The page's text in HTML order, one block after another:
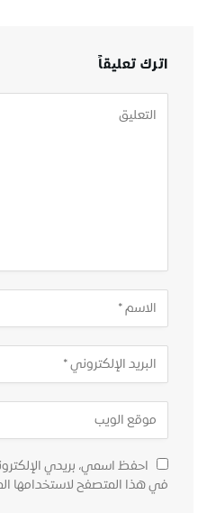
اترك تعليقاً
احفظ اسمي، بريدي
في هذا المتصفح لاستخدامها